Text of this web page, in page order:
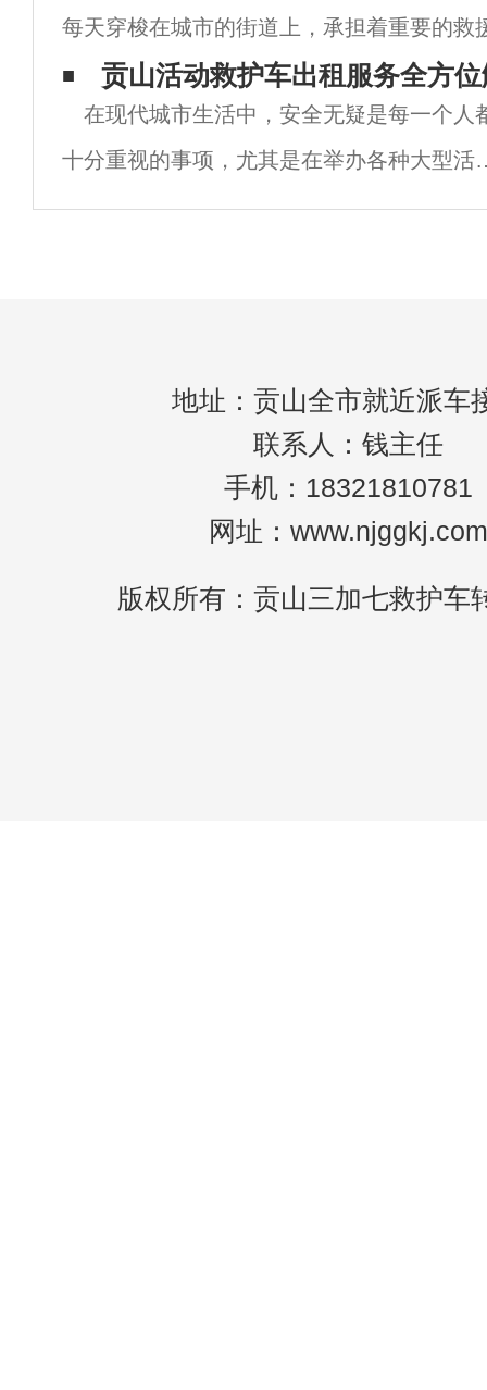
点。本文将对贡山赛事医疗保障的现状、体
及
每天穿梭在城市的街道上，承担着重要的救
这座国际大都市中，120救护车不仅是众多
保障，更是应急医疗体系的一个重要组成部
贡山活动救护车出租服务全方
在现代城市生活中，安全无疑是每一个人
十分重视的事项，尤其是在举办各种大型活
时，医疗保障更是重中之重。贡山作为中国
地址：贡山全市就近派车
联系人：钱主任
手机：18321810781
网址：www.njggkj.com
版权所有：贡山三加七救护车